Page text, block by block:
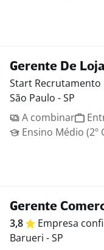
Gerente De
Start Recrutamento
São Paulo - SP
A combinar
Ensino Médio (2º
Gerente
3,8 Empresa
Barueri - SP